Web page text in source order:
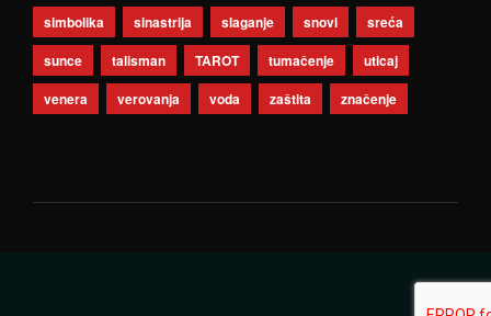
simbolika
sinastrija slaganje snovi
sreća
sunce
talisman TAROT tumačenje
uticaj
venera
verovanja voda zaštita značenje